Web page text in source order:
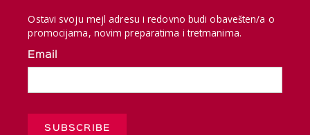
Ostavi svoju mejl adresu i redovno budi obavešten/a o
promocijama, novim preparatima i tretmanima.
Email